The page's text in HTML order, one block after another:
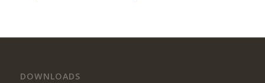
DOWNLOADS